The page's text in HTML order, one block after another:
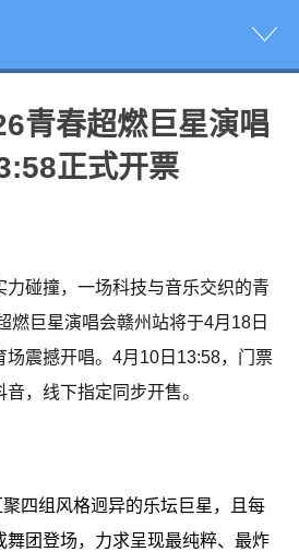
青春超燃巨星演唱
正式开票
力碰撞，一场科技与音乐交织的青
巨星演唱会赣州站将于4月18日
场震撼开唱。4月10日13:58，门票
，线下指定同步开售。
四组风格迥异的乐坛巨星，且每
舞团登场，力求呈现最纯粹、最炸